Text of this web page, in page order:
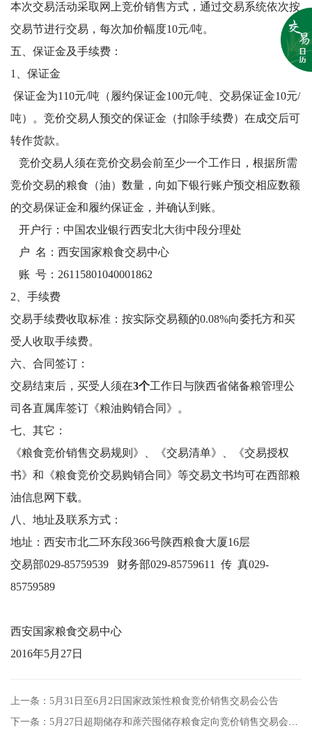
本次交易活动采取网上竞价销售方式，通过交易系统依次按
交易节进行交易，每次加价幅度10元/吨。
五、保证金及手续费：
1、保证金
保证金为110元/吨（履约保证金100元/吨、交易保证金10元/
吨）。竞价交易人预交的保证金（扣除手续费）在成交后可
转作货款。
竞价交易人须在竞价交易会前至少一个工作日，根据所需
竞价交易的粮食（油）数量，向如下银行账户预交相应数额
的交易保证金和履约保证金，并确认到账。
开户行：中国农业银行西安北大街中段分理处
户 名：西安国家粮食交易中心
账 号：26115801040001862
2、手续费
交易手续费收取标准：按实际交易额的0.08%向委托方和买
受人收取手续费。
六、合同签订：
交易结束后，买受人须在3个工作日与陕西省储备粮管理公
司各直属库签订《粮油购销合同》。
七、其它：
《粮食竞价销售交易规则》、《交易清单》、《交易授权
书》和《粮食竞价交易购销合同》等交易文书均可在西部粮
油信息网下载。
八、地址及联系方式：
地址：西安市北二环东段366号陕西粮食大厦16层
交易部029-85759539 财务部029-85759611 传 真029-
85759589
西安国家粮食交易中心
2016年5月27日
上一条：5月31日至6月2日国家政策性粮食竞价销售交易会公告
下一条：5月27日超期储存和蓆茓囤储存粮食定向竞价销售交易会时间